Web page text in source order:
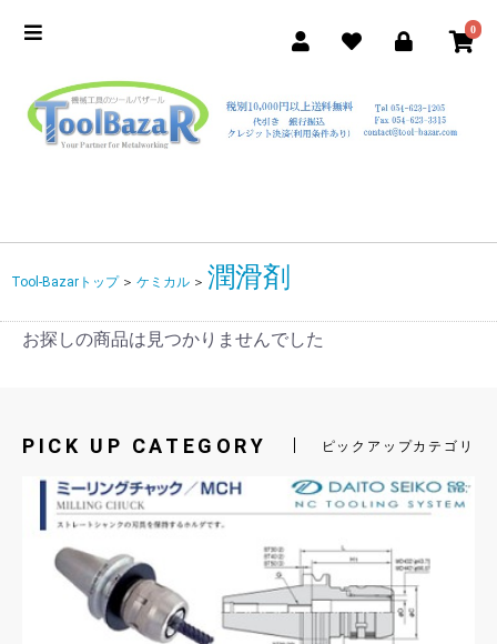
0
Tool-Bazarトップ ＞ ケミカル ＞ 潤滑剤
お探しの商品は見つかりませんでした
PICK UP CATEGORY ピックアップカテゴリ